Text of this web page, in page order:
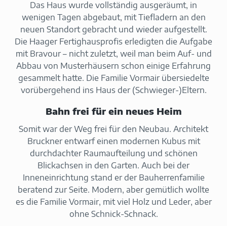
Das Haus wurde vollständig ausgeräumt, in
wenigen Tagen abgebaut, mit Tiefladern an den
neuen Standort gebracht und wieder aufgestellt.
Die Haager Fertighausprofis erledigten die Aufgabe
mit Bravour – nicht zuletzt, weil man beim Auf- und
Abbau von Musterhäusern schon einige Erfahrung
gesammelt hatte. Die Familie Vormair übersiedelte
vorübergehend ins Haus der (Schwieger-)Eltern.
Bahn frei für ein neues Heim
Somit war der Weg frei für den Neubau. Architekt
Bruckner entwarf einen modernen Kubus mit
durchdachter Raumaufteilung und schönen
Blickachsen in den Garten. Auch bei der
Inneneinrichtung stand er der Bauherrenfamilie
beratend zur Seite. Modern, aber gemütlich wollte
es die Familie Vormair, mit viel Holz und Leder, aber
ohne Schnick-Schnack.